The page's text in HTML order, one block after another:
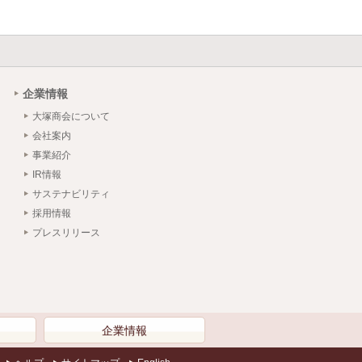
企業情報
大塚商会について
会社案内
事業紹介
IR情報
サステナビリティ
採用情報
プレスリリース
企業情報